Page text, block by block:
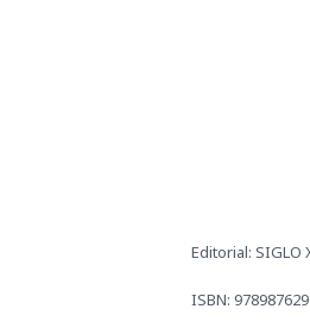
Editorial: SIGLO
ISBN: